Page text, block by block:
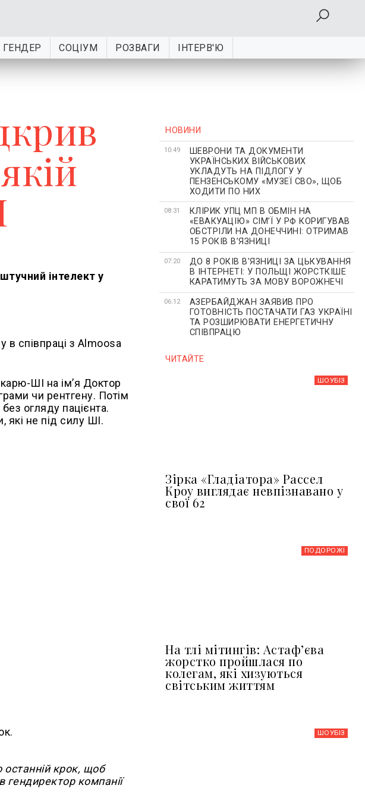
ГЕНДЕР СОЦІУМ РОЗВАГИ ІНТЕРВ'Ю
інтелект у
в співпраці з Almoosa
ШІ на імʼя Доктор
чи рентгену. Потім
огляду пацієнта.
які не під силу ШІ.
крок, щоб
гендиректор компанії
НОВИНИ
10:49
ШЕВРОНИ ТА ДОКУМЕНТИ
УКРАЇНСЬКИХ ВІЙСЬКОВИХ
УКЛАДУТЬ НА ПІДЛОГУ У
ПЕНЗЕНСЬКОМУ «МУЗЕЇ СВО», ЩОБ
ХОДИТИ ПО НИХ
08:31
КЛІРИК УПЦ МП В ОБМІН НА
«ЕВАКУАЦІЮ» СІМʼЇ У РФ КОРИГУВАВ
ОБСТРІЛИ НА ДОНЕЧЧИНІ: ОТРИМАВ
15 РОКІВ ВʼЯЗНИЦІ
07:20
ДО 8 РОКІВ В'ЯЗНИЦІ ЗА ЦЬКУВАННЯ
В ІНТЕРНЕТІ: У ПОЛЬЩІ ЖОРСТКІШЕ
КАРАТИМУТЬ ЗА МОВУ ВОРОЖНЕЧІ
06:12
АЗЕРБАЙДЖАН ЗАЯВИВ ПРО
ГОТОВНІСТЬ ПОСТАЧАТИ ГАЗ УКРАЇНІ
ТА РОЗШИРЮВАТИ ЕНЕРГЕТИЧНУ
СПІВПРАЦЮ
ЧИТАЙТЕ
ШОУБIЗ
Зірка «Гладіатора» Рассел
Кроу виглядає невпізнавано у
свої 62
ПОДОРОЖІ
На тлі мітингів: Астафʼєва
жорстко пройшлася по
колегам, які хизуються
світським життям
ШОУБIЗ